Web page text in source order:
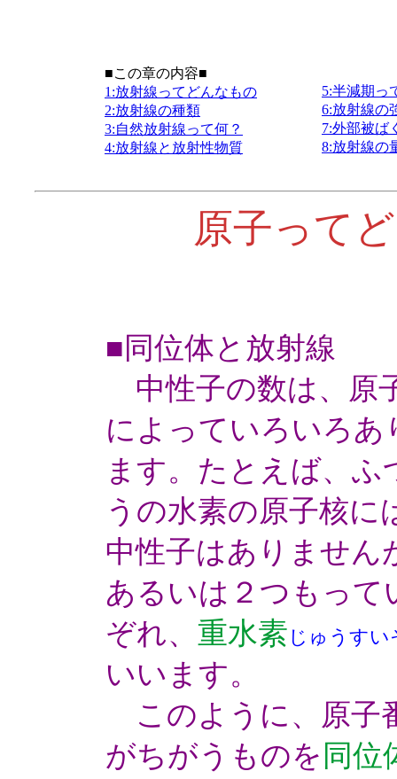
■この章の内容■
1:放射線ってどんなもの
2:放射線の種類
3:自然放射線って何？
4:放射線と放射性物質
5:半減期っ
6:放射線の
7:外部被ば
8:放射線の
原子って
■同位体と放射線
中性子の数は、原
によっていろいろあ
ます。たとえば、ふ
うの水素の原子核に
中性子はありません
あるいは２つもっ
ぞれ、 重水素 じゅうすい
いいます。
このように、原子
がちがうものを 同位